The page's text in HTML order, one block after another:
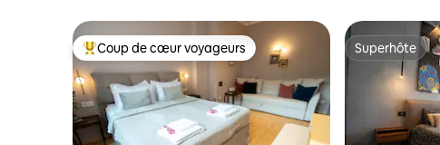
Coup de cœur voyageurs parmi les plus aimés
Coup de cœur voyageurs Superhôte
Superhôte